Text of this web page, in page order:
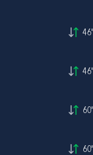
46'
46'
60'
60'